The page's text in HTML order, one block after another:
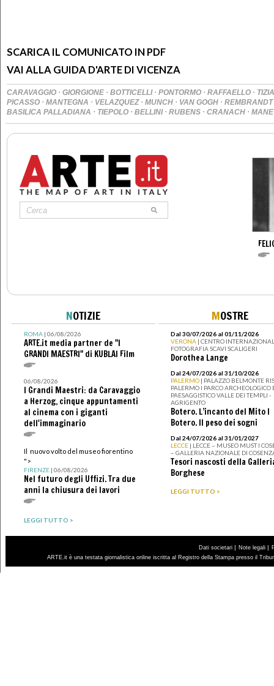
SCARICA IL COMUNICATO IN PDF
VAI ALLA GUIDA D'ARTE DI VICENZA
CARAVAGGIO · GIORGIONE · BOTTICELLI · PONTORMO · RAFFAELLO ·
PICASSO · MANTEGNA · VELAZQUEZ · MUNCH · VAN GOGH · REMBRANDT
BASILICA PALLADIANA · TIEPOLO · BELLINI · RUBENS · CRANACH ·
NOTIZIE
ROMA| 06/08/2026
ARTE.it media partner de "I
GRANDI MAESTRI" di KUBLAI Film
06/08/2026
I Grandi Maestri: da Caravaggio
a Herzog, cinque appuntamenti
al cinema con i giganti
dell'immaginario
Il nuovo volto del museo fiorentino
">
FIRENZE| 06/08/2026
Nel futuro degli Uffizi. Tra due
anni la chiusura dei lavori
LEGGI TUTTO >
MOSTRE
Dal 30/07/2026 al 01/11/2026
VERONA | CENTRO
FOTOGRAFIA SCAVI SCALIGERI
Dorothea Lange
Dal 24/07/2026 al 31/10/2026
PALERMO | PALAZZO BELMONTE
PALERMO I PARCO ARCHEOLOGICO
PAESAGGISTICO VALLE DEI TEMPLI -
AGRIGENTO
Botero. L’incanto del Mito I
Botero. Il peso dei sogni
Dal 24/07/2026 al 31/01/2027
LECCE | LECCE – MUSEO MUST I
– GALLERIA NAZIONALE DI
Tesori nascosti della
Borghese
LEGGI TUTTO >
Dati societari | Note legali |
ARTE.it è una testata giornalistica online iscritta al Registro della Stampa presso il